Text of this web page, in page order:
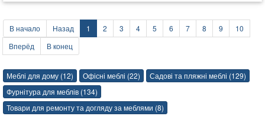
В начало Назад 1 2 3 4 5 6 7 8 9
10
Вперёд
В конец
Меблі для дому (12) Офісні меблі (22)
Садові та пляжні меблі (129)
Фурнітура для меблів (134)
Товари для ремонту та догляду за меблями (8)